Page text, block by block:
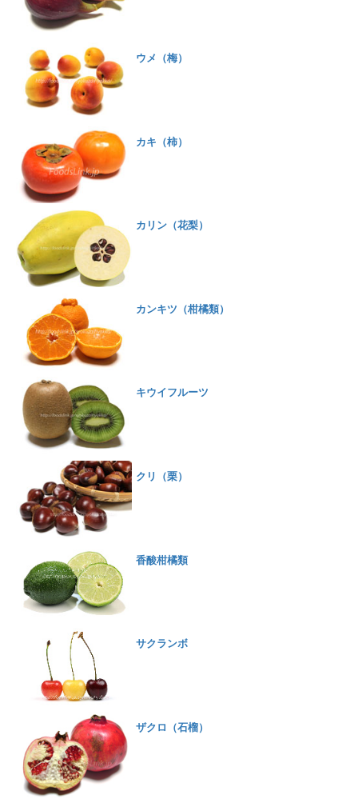
ウメ（梅）
カキ（柿）
カリン（花梨）
カンキツ（柑橘類）
キウイフルーツ
クリ（栗）
香酸柑橘類
サクランボ
ザクロ（石榴）